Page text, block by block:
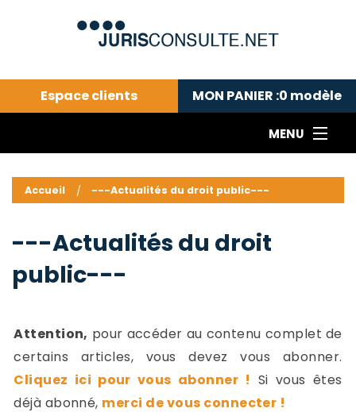
Espace clients MON PANIER :0 modèle
MENU
---Actualités du droit public---
Droit pénal---
Droit privé ---
Abonnement aux actualités
Accueil ---Actualités du droit public---
---Actualités du droit
public---
Attention, pour accéder au contenu complet de
certains articles, vous devez vous abonner.
Cliquez ici pour vous abonner ! Si vous êtes
déjà abonné, merci de vous connecter !